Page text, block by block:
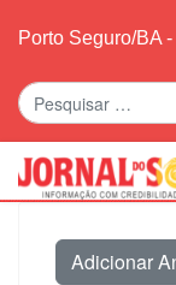
Porto Seguro/BA
Pesquisar
Adicionar